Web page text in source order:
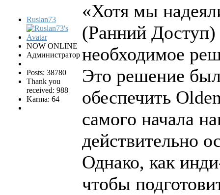
Ruslan73
NOW ONLINE
Администратор
Posts: 38780
Thank you
received: 988
Karma: 64
«Хотя мы
(Ранний
необходимое
Это решение
обеспечить
самого начала
действительно
Однако, как
чтобы